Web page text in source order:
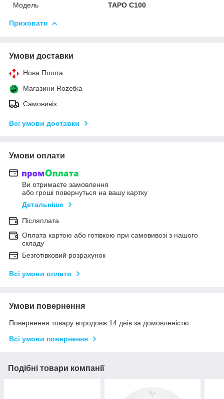
Мoдель
TAPO C100
Приховати
Умови доставки
Нова Пошта
Магазини Rozetka
Самовивіз
Всі умови доставки
Умови оплати
Ви отримаєте замовлення
або гроші повернуться на вашу картку
Детальніше
Післяплата
Оплата картою або готівкою при самовивозі з нашого
складу
Безготівковий розрахунок
Всі умови оплати
Умови повернення
Повернення товару впродовж 14 днів за домовленістю
Всі умови повернення
Подібні товари компанії